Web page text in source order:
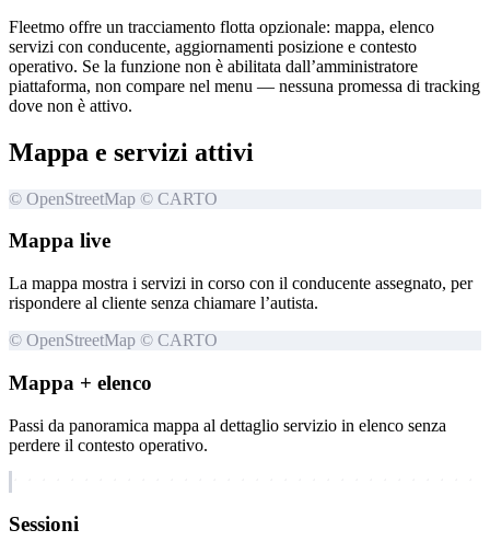
Fleetmo offre un tracciamento flotta opzionale: mappa, elenco
servizi con conducente, aggiornamenti posizione e contesto
operativo. Se la funzione non è abilitata dall’amministratore
piattaforma, non compare nel menu — nessuna promessa di tracking
dove non è attivo.
Mappa e servizi attivi
© OpenStreetMap © CARTO
Mappa live
La mappa mostra i servizi in corso con il conducente assegnato, per
rispondere al cliente senza chiamare l’autista.
© OpenStreetMap © CARTO
Mappa + elenco
Passi da panoramica mappa al dettaglio servizio in elenco senza
perdere il contesto operativo.
Sessioni